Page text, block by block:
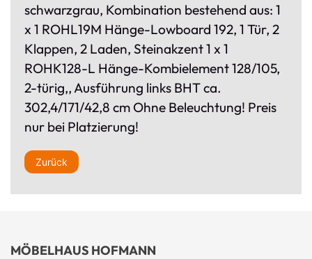
schwarzgrau, Kombination bestehend aus: 1
x 1 ROHL19M Hänge-Lowboard 192, 1 Tür, 2
Klappen, 2 Laden, Steinakzent 1 x 1
ROHK128-L Hänge-Kombielement 128/105,
2-türig,, Ausführung links BHT ca.
302,4/171/42,8 cm Ohne Beleuchtung! Preis
nur bei Platzierung!
Zurück
MÖBELHAUS HOFMANN